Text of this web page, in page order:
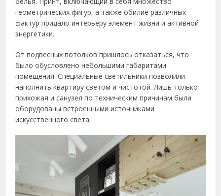
геометрических фигур, а также обилие различных
фактур придало интерьеру элемент жизни и активной
энергетики.
От подвесных потолков пришлось отказаться, что
было обусловлено небольшими габаритами
помещения. Специальные светильники позволили
наполнить квартиру светом и чистотой. Лишь только
прихожая и санузел по техническим причинам были
оборудованы встроенными источниками
искусственного света.